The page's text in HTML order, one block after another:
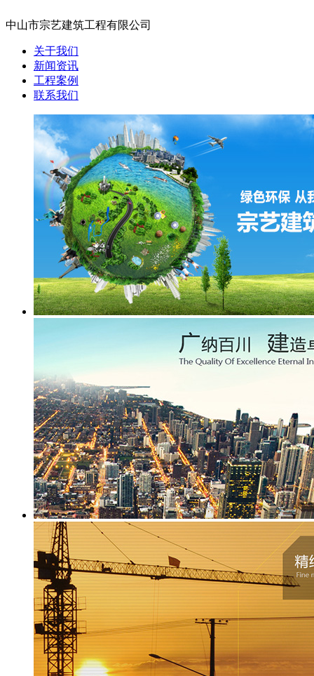
中山市宗艺建筑工程有限公司
关于我们
新闻资讯
工程案例
联系我们